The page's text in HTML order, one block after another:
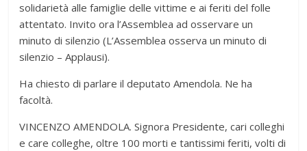
solidarietà alle famiglie delle vittime e ai feriti del folle
attentato. Invito ora l’Assemblea ad osservare un
minuto di silenzio (L’Assemblea osserva un minuto di
silenzio – Applausi).
Ha chiesto di parlare il deputato Amendola. Ne ha
facoltà.
VINCENZO AMENDOLA. Signora Presidente, cari colleghi
e care colleghe, oltre 100 morti e tantissimi feriti, volti di